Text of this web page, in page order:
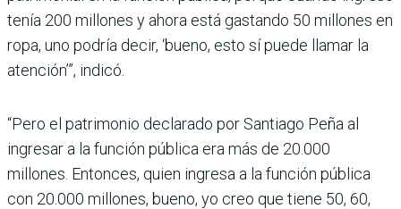
tenía 200 millones y ahora está gastando 50 millones en
ropa, uno podría decir, ‘bueno, esto sí puede llamar la
atención’”, indicó.
“Pero el patrimonio declarado por Santiago Peña al
ingresar a la función pública era más de 20.000
millones. Entonces, quien ingresa a la función pública
con 20.000 millones, bueno, yo creo que tiene 50, 60,